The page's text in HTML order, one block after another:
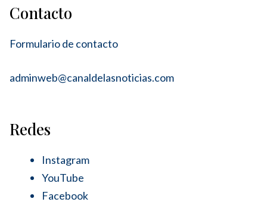
Contacto
Formulario de contacto
adminweb@canaldelasnoticias.com
Redes
Instagram
YouTube
Facebook